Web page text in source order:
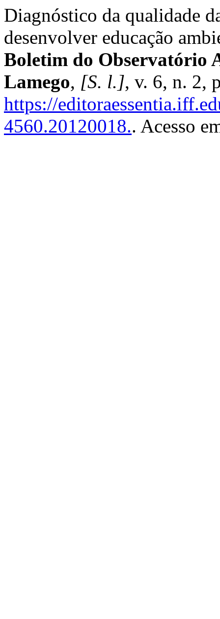
Diagnóstico da qualidade
desenvolver educação
Boletim do Observatório
Lamego, [S. l.], v. 6, n. 2,
https://
4560.20120018.. Acesso